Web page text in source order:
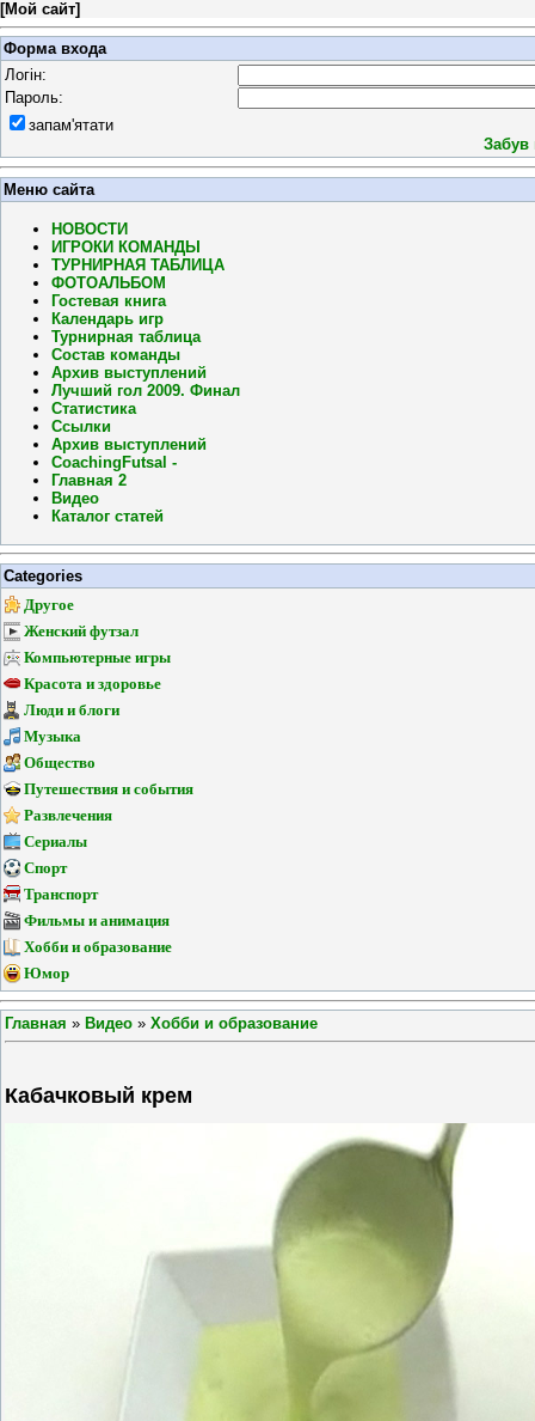
[Мой сайт]
Форма входа
Логін:
Пароль:
запам'ятати
Забув
Меню сайта
НОВОСТИ
ИГРОКИ КОМАНДЫ
ТУРНИРНАЯ ТАБЛИЦА
ФОТОАЛЬБОМ
Гостевая книга
Календарь игр
Турнирная таблица
Состав команды
Архив выступлений
Лучший гол 2009. Финал
Статистика
Ссылки
Архив выступлений
CoachingFutsal -
Главная 2
Видео
Каталог статей
Categories
Другое
Женский футзал
Компьютерные игры
Красота и здоровье
Люди и блоги
Музыка
Общество
Путешествия и события
Развлечения
Сериалы
Спорт
Транспорт
Фильмы и анимация
Хобби и образование
Юмор
Главная » Видео » Хобби и образование
Кабачковый крем